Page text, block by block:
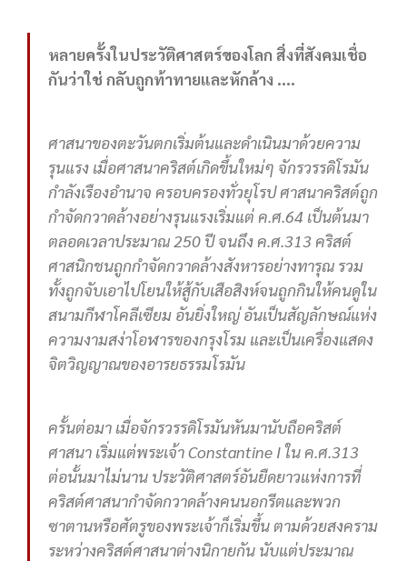
หลายครั้งในประวัติศาสตร์ของโลก สิ่งที่สังคมเชื่อ
กันว่าใช่ กลับถูกท้าทายและหักล้าง ....
ศาสนาของตะวันตกเริ่มต้นและดำเนินมาด้วยความ
รุนแรง เมื่อศาสนาคริสต์เกิดขึ้นใหม่ๆ จักรวรรดิโรมัน
กำลังเรืองอำนาจ ครอบครองทั่วยุโรป ศาสนาคริสต์ถูก
กำจัดกวาดล้างอย่างรุนแรงเริ่มแต่ ค.ศ.64 เป็นต้นมา
ตลอดเวลาประมาณ 250 ปี จนถึง ค.ศ.313 คริสต์
ศาสนิกชนถูกกำจัดกวาดล้างสังหารอย่างทารุณ รวม
ทั้งถูกจับเอาไปโยนให้สู้กับเสือสิงห์จนถูกกินให้คนดูใน
สนามกีฬาโคลีเซียม อันยิ่งใหญ่ อันเป็นสัญลักษณ์แห่ง
ความงามสง่าโอฬารของกรุงโรม และเป็นเครื่องแสดง
จิตวิญญาณของอารยธรรมโรมัน
ครั้นต่อมา เมื่อจักรวรรดิโรมันหันมานับถือคริสต์
ศาสนา เริ่มแต่พระเจ้า Constantine I ใน ค.ศ.313
ต่อนั้นมาไม่นาน ประวัติศาสตร์อันยืดยาวแห่งการที่
คริสต์ศาสนากำจัดกวาดล้างคนนอกรีตและพวก
ซาตานหรือศัตรูของพระเจ้าก็เริ่มขึ้น ตามด้วยสงคราม
ระหว่างคริสต์ศาสนาต่างนิกายกัน นับแต่ประมาณ